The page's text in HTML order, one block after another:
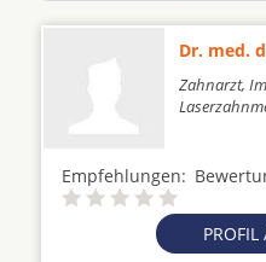
Dr. med.
Zahnarzt,
Empfehlungen:
PROFIL